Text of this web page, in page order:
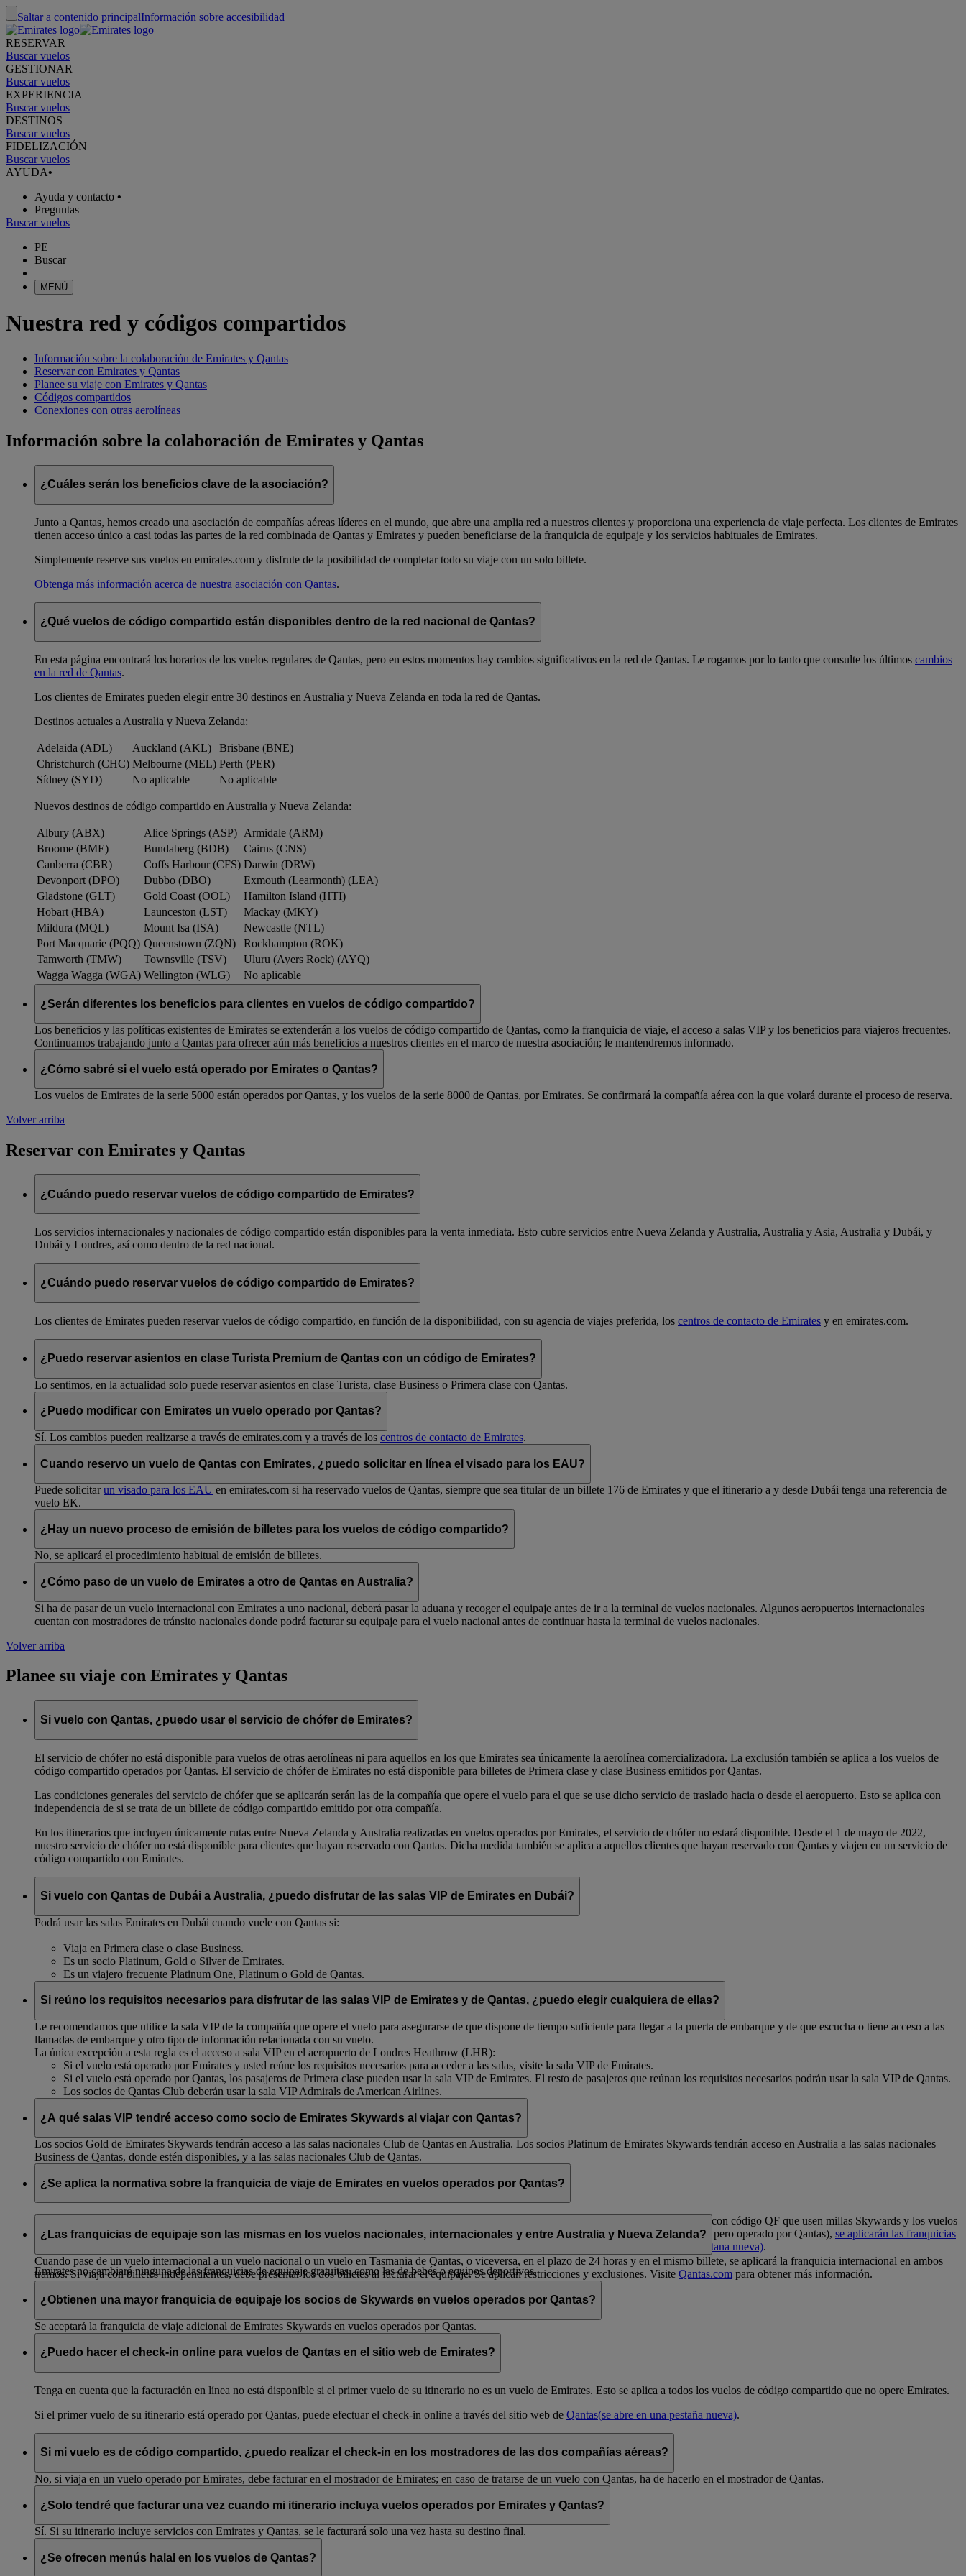
Saltar a contenido principalInformación sobre accesibilidad
RESERVAR
Buscar vuelos
GESTIONAR
Buscar vuelos
EXPERIENCIA
Buscar vuelos
DESTINOS
Buscar vuelos
FIDELIZACIÓN
Buscar vuelos
AYUDA•
Ayuda y contacto •
Preguntas
Buscar vuelos
PE
Buscar
MENÚ
Nuestra red y códigos compartidos
Información sobre la colaboración de Emirates y Qantas
Reservar con Emirates y Qantas
Planee su viaje con Emirates y Qantas
Códigos compartidos
Conexiones con otras aerolíneas
Información sobre la colaboración de Emirates y Qantas
¿Cuáles serán los beneficios clave de la asociación?
Junto a Qantas, hemos creado una asociación de compañías aéreas líderes en el mundo, que abre una amplia red a nuestros clientes y proporciona una experiencia de viaje perfecta. Los clientes de Emirates
tienen acceso único a casi todas las partes de la red combinada de Qantas y Emirates y pueden beneficiarse de la franquicia de equipaje y los servicios habituales de Emirates.
Simplemente reserve sus vuelos en emirates.com y disfrute de la posibilidad de completar todo su viaje con un solo billete.
Obtenga más información acerca de nuestra asociación con Qantas.
¿Qué vuelos de código compartido están disponibles dentro de la red nacional de Qantas?
En esta página encontrará los horarios de los vuelos regulares de Qantas, pero en estos momentos hay cambios significativos en la red de Qantas. Le rogamos por lo tanto que consulte los últimos cambios
en la red de Qantas.
Los clientes de Emirates pueden elegir entre 30 destinos en Australia y Nueva Zelanda en toda la red de Qantas.
Destinos actuales a Australia y Nueva Zelanda:
Adelaida (ADL) Auckland (AKL)
Brisbane (BNE)
Christchurch (CHC) Melbourne (MEL) Perth (PER)
Sídney (SYD)
No aplicable No aplicable
Nuevos destinos de código compartido en Australia y Nueva Zelanda:
Albury (ABX) Alice Springs (ASP) Armidale (ARM)
Broome (BME)
Bundaberg (BDB)
Cairns (CNS)
Canberra (CBR)
Coffs Harbour (CFS) Darwin (DRW)
Devonport (DPO)
Dubbo (DBO)
Exmouth (Learmonth) (LEA)
Gladstone (GLT)
Gold Coast (OOL)
Hamilton Island (HTI)
Hobart (HBA)
Launceston (LST)
Mackay (MKY)
Mildura (MQL)
Mount Isa (ISA)
Newcastle (NTL)
Port Macquarie (PQQ) Queenstown (ZQN)
Rockhampton (ROK)
Tamworth (TMW)
Townsville (TSV)
Uluru (Ayers Rock) (AYQ)
Wagga Wagga (WGA) Wellington (WLG) No aplicable
¿Serán diferentes los beneficios para clientes en vuelos de código compartido?
Los beneficios y las políticas existentes de Emirates se extenderán a los vuelos de código compartido de Qantas, como la franquicia de viaje, el acceso a salas VIP y los beneficios para viajeros frecuentes.
Continuamos trabajando junto a Qantas para ofrecer aún más beneficios a nuestros clientes en el marco de nuestra asociación; le mantendremos informado.
¿Cómo sabré si el vuelo está operado por Emirates o Qantas?
Los vuelos de Emirates de la serie 5000 están operados por Qantas, y los vuelos de la serie 8000 de Qantas, por Emirates. Se confirmará la compañía aérea con la que volará durante el proceso de reserva.
Volver arriba
Reservar con Emirates y Qantas
¿Cuándo puedo reservar vuelos de código compartido de Emirates?
Los servicios internacionales y nacionales de código compartido están disponibles para la venta inmediata. Esto cubre servicios entre Nueva Zelanda y Australia, Australia y Asia, Australia y Dubái, y
Dubái y Londres, así como dentro de la red nacional.
¿Cuándo puedo reservar vuelos de código compartido de Emirates?
Los clientes de Emirates pueden reservar vuelos de código compartido, en función de la disponibilidad, con su agencia de viajes preferida, los centros de contacto de Emirates y en emirates.com.
¿Puedo reservar asientos en clase Turista Premium de Qantas con un código de Emirates?
Lo sentimos, en la actualidad solo puede reservar asientos en clase Turista, clase Business o Primera clase con Qantas.
¿Puedo modificar con Emirates un vuelo operado por Qantas?
Sí. Los cambios pueden realizarse a través de emirates.com y a través de los centros de contacto de Emirates.
Cuando reservo un vuelo de Qantas con Emirates, ¿puedo solicitar en línea el visado para los EAU?
Puede solicitarun visado para los EAU en emirates.com si ha reservado vuelos de Qantas, siempre que sea titular de un billete 176 de Emirates y que el itinerario a y desde Dubái tenga una referencia de
vuelo EK.
¿Hay un nuevo proceso de emisión de billetes para los vuelos de código compartido?
No, se aplicará el procedimiento habitual de emisión de billetes.
¿Cómo paso de un vuelo de Emirates a otro de Qantas en Australia?
Si ha de pasar de un vuelo internacional con Emirates a uno nacional, deberá pasar la aduana y recoger el equipaje antes de ir a la terminal de vuelos nacionales. Algunos aeropuertos internacionales
cuentan con mostradores de tránsito nacionales donde podrá facturar su equipaje para el vuelo nacional antes de continuar hasta la terminal de vuelos nacionales.
Volver arriba
Planee su viaje con Emirates y Qantas
Si vuelo con Qantas, ¿puedo usar el servicio de chófer de Emirates?
El servicio de chófer no está disponible para vuelos de otras aerolíneas ni para aquellos en los que Emirates sea únicamente la aerolínea comercializadora. La exclusión también se aplica a los vuelos de
código compartido operados por Qantas. El servicio de chófer de Emirates no está disponible para billetes de Primera clase y clase Business emitidos por Qantas.
Las condiciones generales del servicio de chófer que se aplicarán serán las de la compañía que opere el vuelo para el que se use dicho servicio de traslado hacia o desde el aeropuerto. Esto se aplica con
independencia de si se trata de un billete de código compartido emitido por otra compañía.
En los itinerarios que incluyen únicamente rutas entre Nueva Zelanda y Australia realizadas en vuelos operados por Emirates, el servicio de chófer no estará disponible. Desde el 1 de mayo de 2022,
nuestro servicio de chófer no está disponible para clientes que hayan reservado con Qantas. Dicha medida también se aplica a aquellos clientes que hayan reservado con Qantas y viajen en un servicio de
código compartido con Emirates.
Si vuelo con Qantas de Dubái a Australia, ¿puedo disfrutar de las salas VIP de Emirates en Dubái?
Podrá usar las salas Emirates en Dubái cuando vuele con Qantas si:
Viaja en Primera clase o clase Business.
Es un socio Platinum, Gold o Silver de Emirates.
Es un viajero frecuente Platinum One, Platinum o Gold de Qantas.
Si reúno los requisitos necesarios para disfrutar de las salas VIP de Emirates y de Qantas, ¿puedo elegir cualquiera de ellas?
Le recomendamos que utilice la sala VIP de la compañía que opere el vuelo para asegurarse de que dispone de tiempo suficiente para llegar a la puerta de embarque y de que escucha o tiene acceso a las
llamadas de embarque y otro tipo de información relacionada con su vuelo.
La única excepción a esta regla es el acceso a sala VIP en el aeropuerto de Londres Heathrow (LHR):
Si el vuelo está operado por Emirates y usted reúne los requisitos necesarios para acceder a las salas, visite la sala VIP de Emirates.
Si el vuelo está operado por Qantas, los pasajeros de Primera clase pueden usar la sala VIP de Emirates. El resto de pasajeros que reúnan los requisitos necesarios podrán usar la sala VIP de Qantas.
Los socios de Qantas Club deberán usar la sala VIP Admirals de American Airlines.
¿A qué salas VIP tendré acceso como socio de Emirates Skywards al viajar con Qantas?
Los socios Gold de Emirates Skywards tendrán acceso a las salas nacionales Club de Qantas en Australia. Los socios Platinum de Emirates Skywards tendrán acceso en Australia a las salas nacionales
Business de Qantas, donde estén disponibles, y a las salas nacionales Club de Qantas.
¿Se aplica la normativa sobre la franquicia de viaje de Emirates en vuelos operados por Qantas?
Si tiene un vuelo operado por Qantas (con código de vuelo que empiece por QF), se aplicará la franquicia de viaje de Qantas. Esto incluye los vuelos con código QF que usen millas Skywards y los vuelos
nacionales y en Tasmania de conexión en Australia. Sin embargo, si tiene un vuelo de código compartido (con número de vuelo que empieza por EK, pero operado por Qantas), se aplicarán las franquicias
(Abre un sitio web externo en una ventana nueva).
Emirates no cambiará ninguna de las franquicias de equipaje gratuitas, como las de bebés o equipos deportivos.
¿Las franquicias de equipaje son las mismas en los vuelos nacionales, internacionales y entre Australia y Nueva Zelanda?
Cuando pase de un vuelo internacional a un vuelo nacional o un vuelo en Tasmania de Qantas, o viceversa, en el plazo de 24 horas y en el mismo billete, se aplicará la franquicia internacional en ambos
tramos. Si viaja con billetes independientes, debe presentar los dos billetes al facturar el equipaje. Se aplican restricciones y exclusiones. Visite Qantas.com para obtener más información.
¿Obtienen una mayor franquicia de equipaje los socios de Skywards en vuelos operados por Qantas?
Se aceptará la franquicia de viaje adicional de Emirates Skywards en vuelos operados por Qantas.
¿Puedo hacer el check-in online para vuelos de Qantas en el sitio web de Emirates?
Tenga en cuenta que la facturación en línea no está disponible si el primer vuelo de su itinerario no es un vuelo de Emirates. Esto se aplica a todos los vuelos de código compartido que no opere Emirates.
Si el primer vuelo de su itinerario está operado por Qantas, puede efectuar el check-in online a través del sitio web de Qantas(se abre en una pestaña nueva).
Si mi vuelo es de código compartido, ¿puedo realizar el check-in en los mostradores de las dos compañías aéreas?
No, si viaja en un vuelo operado por Emirates, debe facturar en el mostrador de Emirates; en caso de tratarse de un vuelo con Qantas, ha de hacerlo en el mostrador de Qantas.
¿Solo tendré que facturar una vez cuando mi itinerario incluya vuelos operados por Emirates y Qantas?
Sí. Si su itinerario incluye servicios con Emirates y Qantas, se le facturará solo una vez hasta su destino final.
¿Se ofrecen menús halal en los vuelos de Qantas?